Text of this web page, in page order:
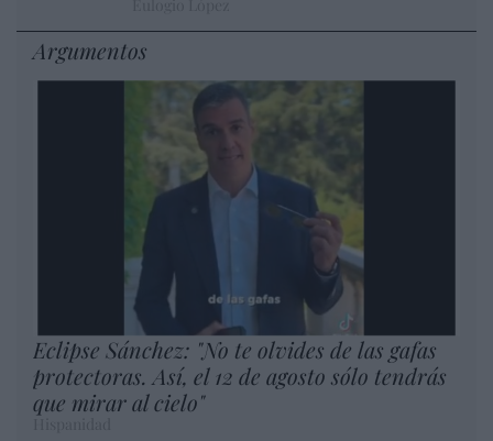
Argumentos
Eclipse Sánchez: "No te olvides de las gafas
protectoras. Así, el 12 de agosto sólo tendrás
que mirar al cielo"